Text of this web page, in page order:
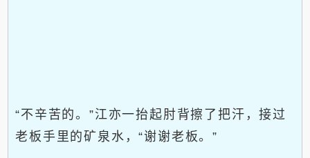
“不辛苦的。”江亦一抬起肘背擦了把汗，接过
老板手里的矿泉水，“谢谢老板。”